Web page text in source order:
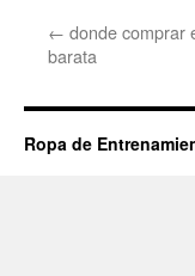
← donde comprar
barata
Ropa de